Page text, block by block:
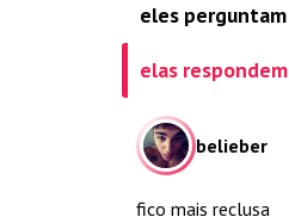
eles perguntam
elas respondem
belieber
fico mais reclusa